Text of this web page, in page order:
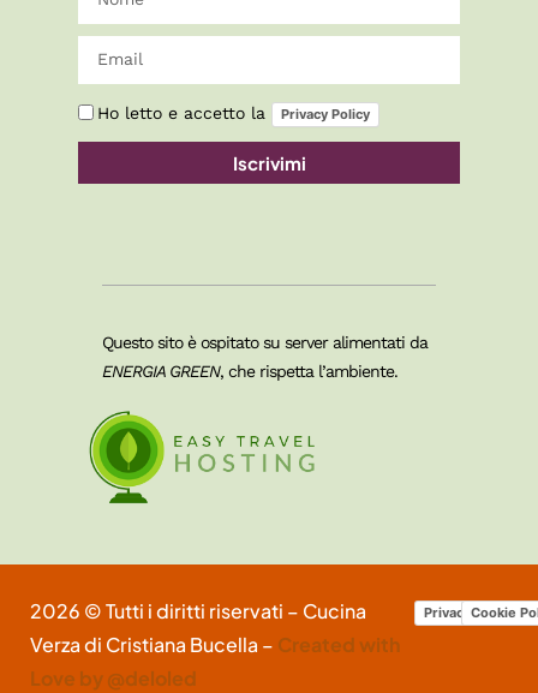
Ho letto e accetto la Privacy Policy
Iscrivimi
Questo sito è ospitato su server alimentati da
ENERGIA GREEN, che rispetta l’ambiente.
2026 © Tutti i diritti riservati – Cucina
Verza di Cristiana Bucella – Created with
Love by @deloled
Privacy Policy
Cookie